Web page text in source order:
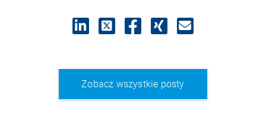
Zobacz wszystkie posty